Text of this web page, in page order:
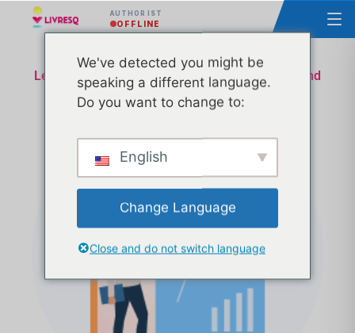
AUTHOR IST
OFFLINE
Lektion Homologation Ministerium für Bildung und
Forschung - Technische und administrative
Unterstützung - Tranche 8
We've detected you might be
speaking a different language.
Do you want to change to:
English
Change Language
Close and do not switch language